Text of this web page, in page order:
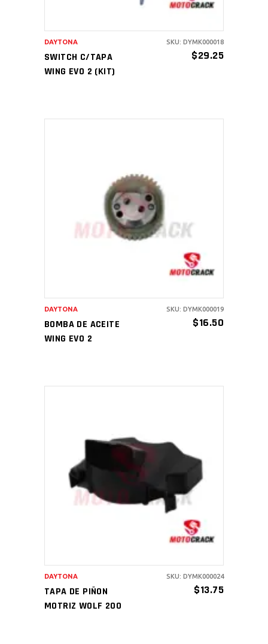
SWITCH C/TAPA
WING EVO 2 (KIT)
$29.25
DAYTONA SKU: DYMK000018
AÑADIR AL CARRITO
BOMBA DE ACEITE
WING EVO 2
$16.50
DAYTONA SKU: DYMK000019
AÑADIR AL CARRITO
TAPA DE PIÑON
MOTRIZ WOLF 200
$13.75
DAYTONA SKU: DYMK000024